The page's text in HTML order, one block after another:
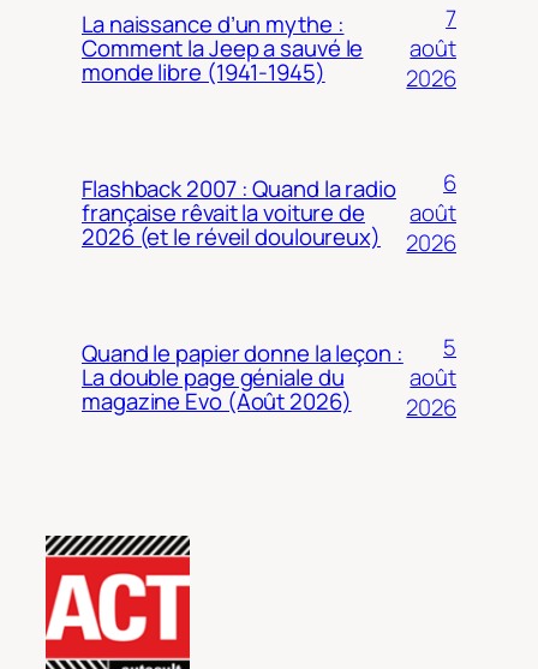
La naissance d’un mythe :
Comment la Jeep a sauvé le
monde libre (1941-1945)
7
août
2026
Flashback 2007 : Quand la radio
française rêvait la voiture de
2026 (et le réveil douloureux)
6
août
2026
Quand le papier donne la leçon :
La double page géniale du
magazine Evo (Août 2026)
5
août
2026